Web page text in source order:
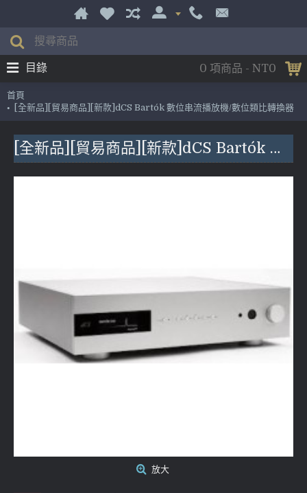
0 項商品 - NT0
目錄
首頁
[全新品][貿易商品][新款]dCS Bartók 數位串流播放機/數位類比轉換器
[全新品][貿易商品][新款]dCS Bartók 數位串流播放機/數位類比轉換器
放大